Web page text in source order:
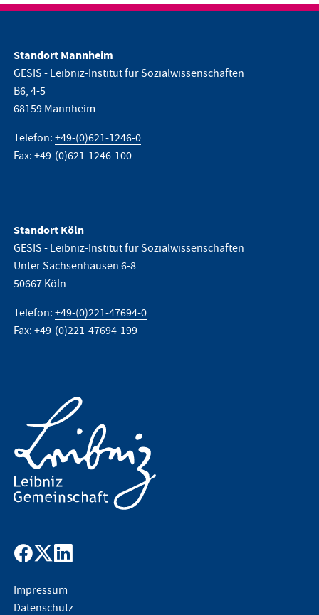
Standort Mannheim
GESIS - Leibniz-Institut für Sozialwissenschaften
B6, 4-5
68159 Mannheim
Telefon:+49-(0)621-1246-0
Fax: +49-(0)621-1246-100
Standort Köln
GESIS - Leibniz-Institut für Sozialwissenschaften
Unter Sachsenhausen 6-8
50667 Köln
Telefon:+49-(0)221-47694-0
Fax: +49-(0)221-47694-199
Impressum
Datenschutz